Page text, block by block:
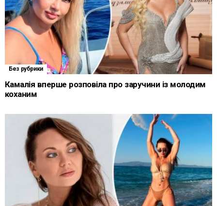
Без рубрики
Камалія вперше розповіла про заручини із молодим
коханим